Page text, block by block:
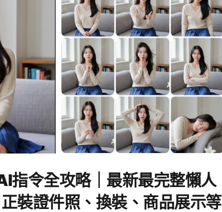
指令全攻略｜最新最完整懶人
裝證件照、換裝、商品展示等